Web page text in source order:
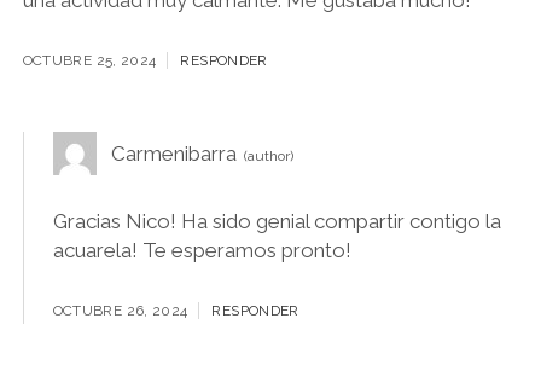
OCTUBRE 25, 2024 RESPONDER
Carmenibarra
Gracias Nico! Ha sido genial compartir contigo la
acuarela! Te esperamos pronto!
OCTUBRE 26, 2024 RESPONDER